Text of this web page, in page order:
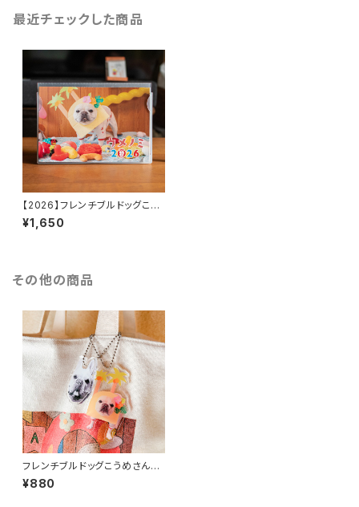
最近チェックした商品
【2026】フレンチブルドッグこう
めさんとの暮らし：うめのみカレ
ンダー2026
¥1,650
その他の商品
フレンチブルドッグこうめさんア
クリルキーホルダー
¥880